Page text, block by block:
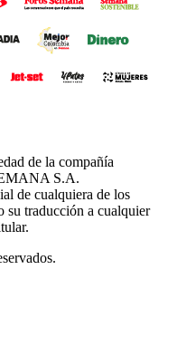
de la compañía
S.A.
de cualquiera de los
su traducción a cualquier